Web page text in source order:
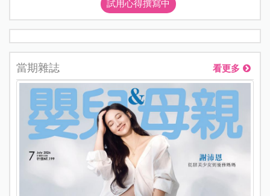
試用心得撰寫中
當期雜誌 看更多